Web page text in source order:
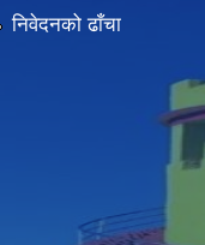
निवेदनको ढाँचा